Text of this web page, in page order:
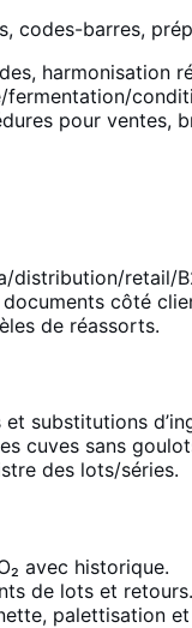
codes-barres,
harmonisation
fermentation/
pour ventes,
distribution/retail/
côté
de réassorts.
substitutions
cuves sans
des lots/séries.
avec historique.
de lots et retours.
palettisation